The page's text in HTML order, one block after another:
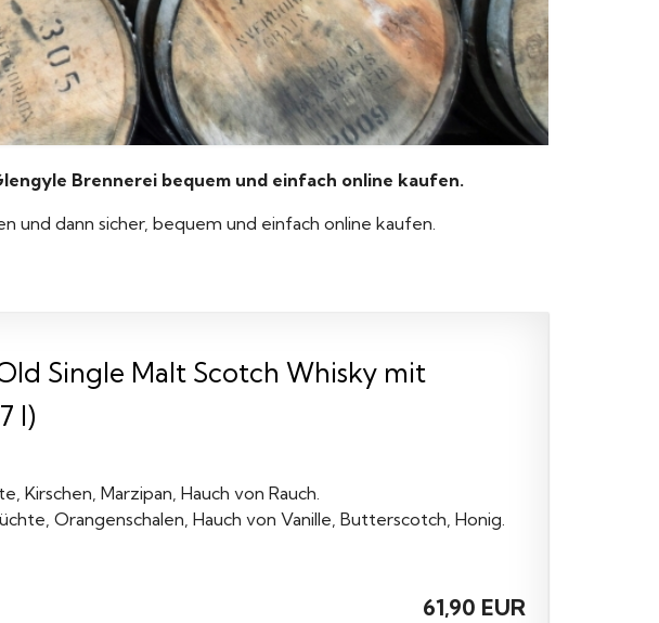
Brennerei bequem und einfach online kaufen.
dann sicher, bequem und einfach online kaufen.
Single Malt Scotch Whisky mit
l)
Kirschen, Marzipan, Hauch von Rauch.
Orangenschalen, Hauch von Vanille, Butterscotch, Honig.
61,90 EUR